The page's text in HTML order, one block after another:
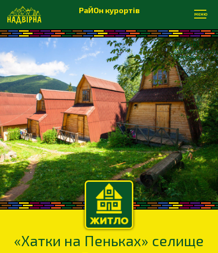
РаЙОн курортів МЕНЮ
«Хатки на Пеньках» селище
3461
ЗАГАЛЬНА КІЛЬКІСТЬ
ПЕРЕГЛЯДІВ